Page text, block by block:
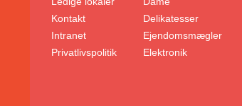
Kontakt
Intranet
Privatlivspolitik
Delikatesser
Ejendomsmægler
Elektronik